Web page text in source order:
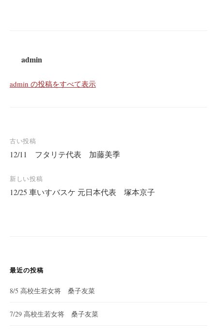
admin
admin の投稿をすべて表示
投
稿
ナ
ビ
古い投稿
12/11 フタリテ代表 加藤美季
新しい投稿
12/25 車いすバスケ 元日本代表 塚本京子
最近の投稿
8/5 高校生若女将 桑子友菜
7/29 高校生若女将 桑子友菜